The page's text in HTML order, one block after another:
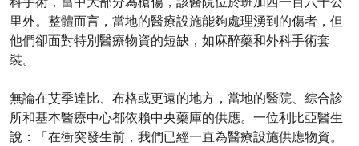
里外。整體而言，當地的醫療設施能夠處理湧到的傷者，但
他們卻面對特別醫療物資的短缺，如麻醉藥和外科手術套
裝。
無論在艾季達比、布格或更遠的地方，當地的醫院、綜合診
所和基本醫療中心都依賴中央藥庫的供應。一位利比亞醫生
說：「在衝突發生前，我們已經一直為醫療設施供應物資。